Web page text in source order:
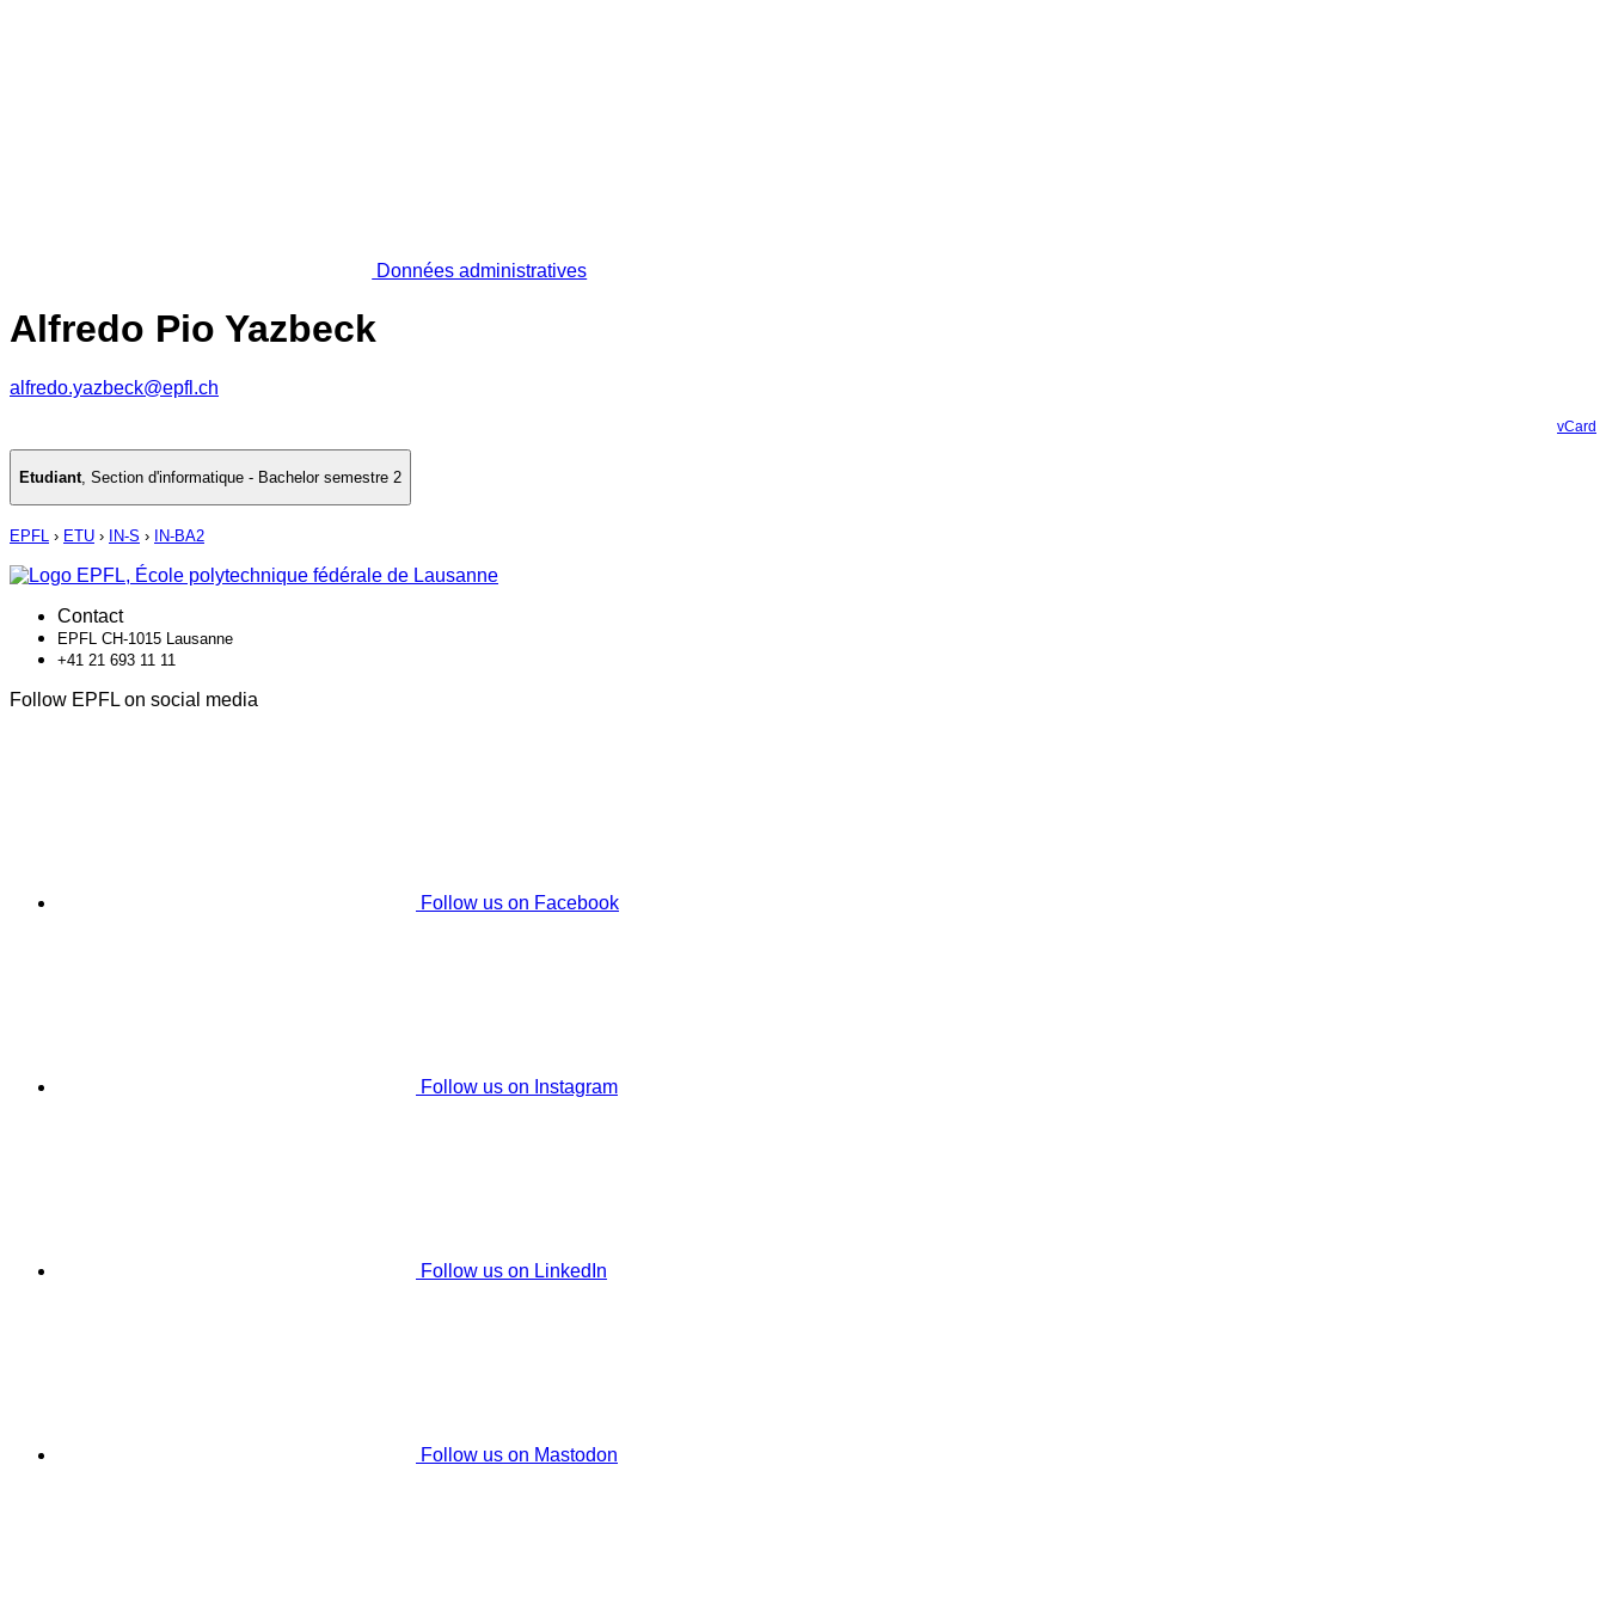
Données administratives
Alfredo Pio Yazbeck
alfredo.yazbeck@epfl.ch
vCard
Etudiant, Section d'informatique - Bachelor semestre 2
EPFL › ETU › IN-S › IN-BA2
Contact
EPFL CH-1015 Lausanne
+41 21 693 11 11
Follow EPFL on social media
Follow us on Facebook
Follow us on Instagram
Follow us on LinkedIn
Follow us on Mastodon